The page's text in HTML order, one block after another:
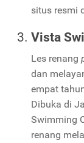
situs resmi
Vista
Les renang
dan
empat
Dibuka di
Swimming
renang